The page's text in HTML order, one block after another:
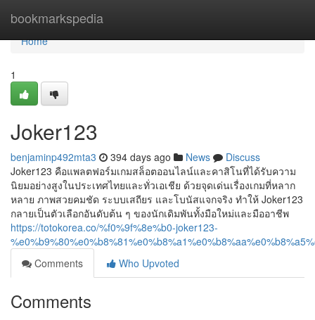
bookmarkspedia
Home
Home
1
Joker123
benjaminp492mta3 394 days ago News
Discuss
Joker123 คือแพลตฟอร์มเกมสล็อตออนไลน์และคาสิโนที่ได้รับความ
นิยมอย่างสูงในประเทศไทยและทั่วเอเชีย ด้วยจุดเด่นเรื่องเกมที่หลาก
หลาย ภาพสวยคมชัด ระบบเสถียร และโบนัสแจกจริง ทำให้ Joker123
กลายเป็นตัวเลือกอันดับต้น ๆ ของนักเดิมพันทั้งมือใหม่และมืออาชีพ
https://totokorea.co/%f0%9f%8e%b0-joker123-
Comments
Who Upvoted
Comments